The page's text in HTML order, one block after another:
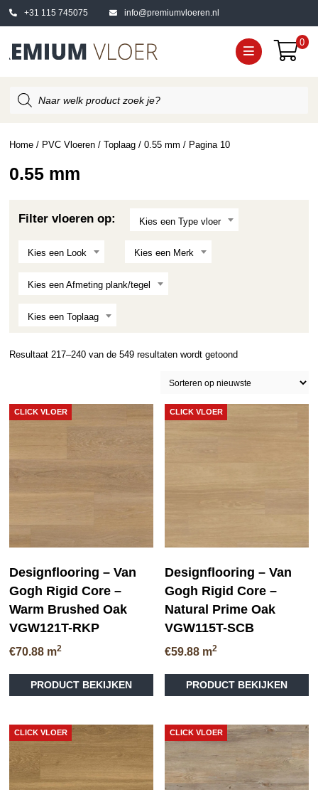
+31 115 745075 info@premiumvloeren.nl
0
zoeken
Home / PVC Vloeren /Toplaag /0.55 mm / Pagina 10
0.55 mm
Filter vloeren op: Kies een Type vloer
Kies een Look Kies een Merk
Kies een Afmeting plank/tegel
Kies een Toplaag
Resultaat 217–240 van de 549 resultaten wordt getoondGesorteerd
nieuwste
CLICK VLOER
Designflooring – Van
Gogh Rigid Core –
Warm Brushed Oak
VGW121T-RKP
€70.88 m2
PRODUCT BEKIJKEN
CLICK VLOER
Designflooring – Van
Gogh Rigid Core –
Natural Prime Oak
VGW115T-SCB
€59.88 m2
PRODUCT BEKIJKEN
CLICK VLOER CLICK VLOER